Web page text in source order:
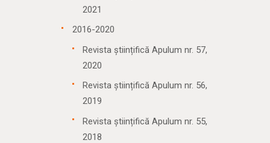
2021
2016-2020
Revista științifică Apulum nr. 57,
2020
Revista științifică Apulum nr. 56,
2019
Revista științifică Apulum nr. 55,
2018